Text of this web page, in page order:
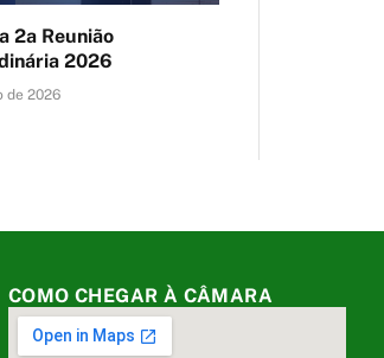
2a Reunião
2026
de 2026
COMO CHEGAR À CÂMARA